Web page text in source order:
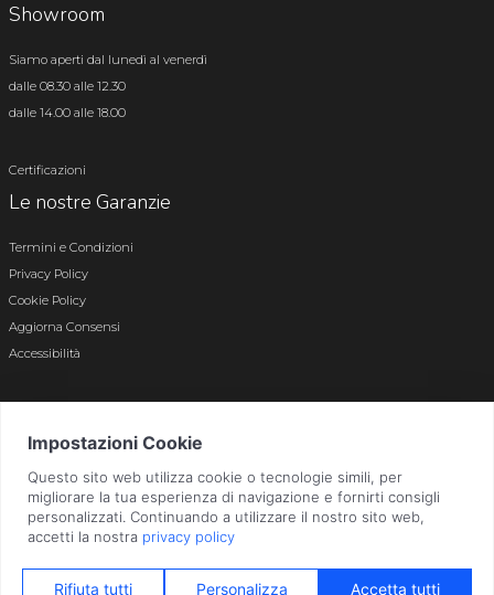
Showroom
Siamo aperti dal lunedì al venerdì
dalle 08.30 alle 12.30
dalle 14.00 alle 18.00
Certificazioni
Le nostre Garanzie
Termini e Condizioni
Privacy Policy
Cookie Policy
Aggiorna Consensi
Accessibilità
Bergamo n. 01496180165 · Capitale Sociale i.v. € 800.000,00